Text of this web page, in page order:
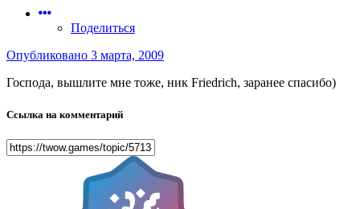
Поделиться
Опубликовано 3 марта, 2009
Господа, вышлите мне тоже, ник Friedrich, заранее спасибо)
Ссылка на комментарий